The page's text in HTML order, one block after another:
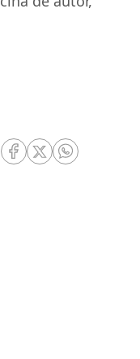
RRSS Facebook
RRSS Twitter
RRSS